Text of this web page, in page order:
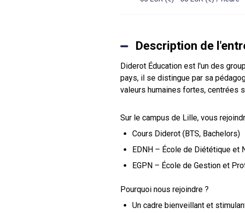
Description de
Diderot Éducation est l'un des
pays, il se distingue par sa
valeurs humaines fortes, centrées
Sur le campus de Lille, vous
Cours Diderot (BTS, Bachelors)
EDNH – École de Diététique et
EGPN – École de Gestion et
Pourquoi nous rejoindre ?
Un cadre bienveillant et